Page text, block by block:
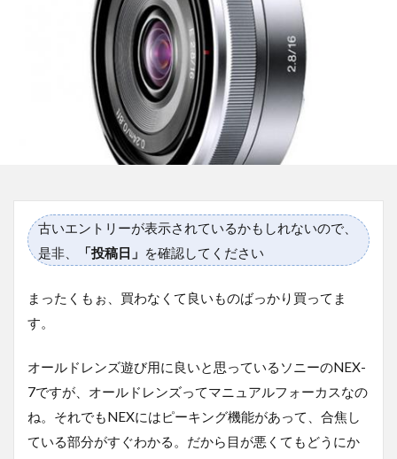
古いエントリーが表示されているかもしれないので、
是非、
「投稿日」 を確認してください
まったくもぉ、買わなくて良いものばっかり買ってま
す。
オールドレンズ遊び用に良いと思っているソニーのNEX-
7ですが、オールドレンズってマニュアルフォーカスなの
ね。それでもNEXにはピーキング機能があって、合焦し
ている部分がすぐわかる。だから目が悪くてもどうにか